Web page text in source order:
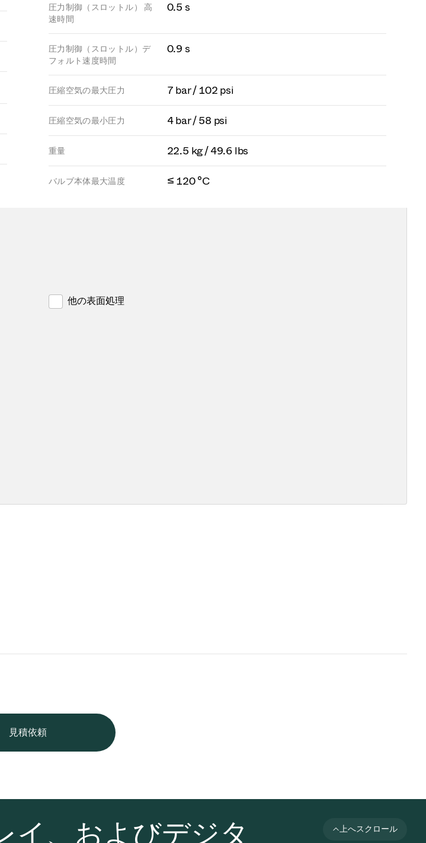
圧力制御（スロットル） 高
速時間
0.5 s
圧力制御（スロットル）デ
フォルト速度時間
0.9 s
圧縮空気の最大圧力 7 bar / 102 psi
圧縮空気の最小圧力 4 bar / 58 psi
重量 22.5 kg / 49.6 lbs
バルブ本体最大温度 ≤ 120 °C
他の表面処理
見積依頼
イ、およびデジタ 上へスクロール